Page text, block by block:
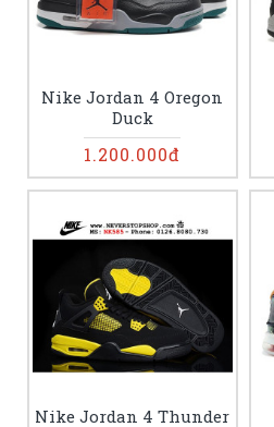
Nike Jordan 4 Oregon
Duck
1.200.000đ
Nike Jordan 4 Thunder